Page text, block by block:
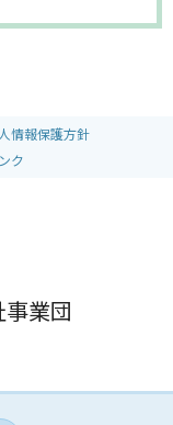
情報保護方針
ク
業団